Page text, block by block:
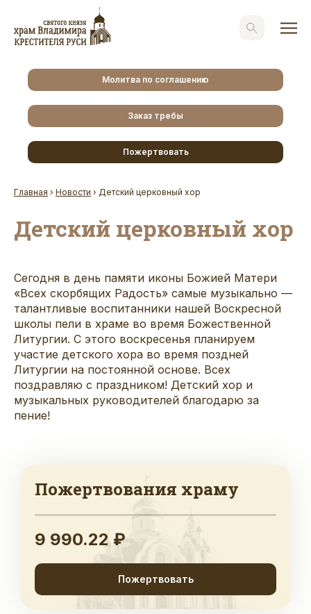
Молитва по соглашению
Заказ требы
Пожертвовать
Главная › Новости › Детский церковный хор
Детский церковный хор
Сегодня в день памяти иконы Божией Матери
«Всех скорбящих Радость» самые музыкально —
талантливые воспитанники нашей Воскресной
школы пели в храме во время Божественной
Литургии. С этого воскресенья планируем
участие детского хора во время поздней
Литургии на постоянной основе. Всех
поздравляю с праздником! Детский хор и
музыкальных руководителей благодарю за
пение!
Пожертвования храму
9 990.22 ₽
Пожертвовать